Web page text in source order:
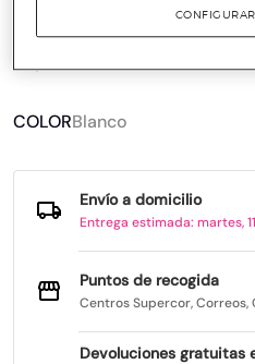
Estante cocina metal bl.
COLORBlanco
Envío a domicilio
Entrega estimada: martes,
Puntos de recogida
Centros Supercor,
Devoluciones gratuitas